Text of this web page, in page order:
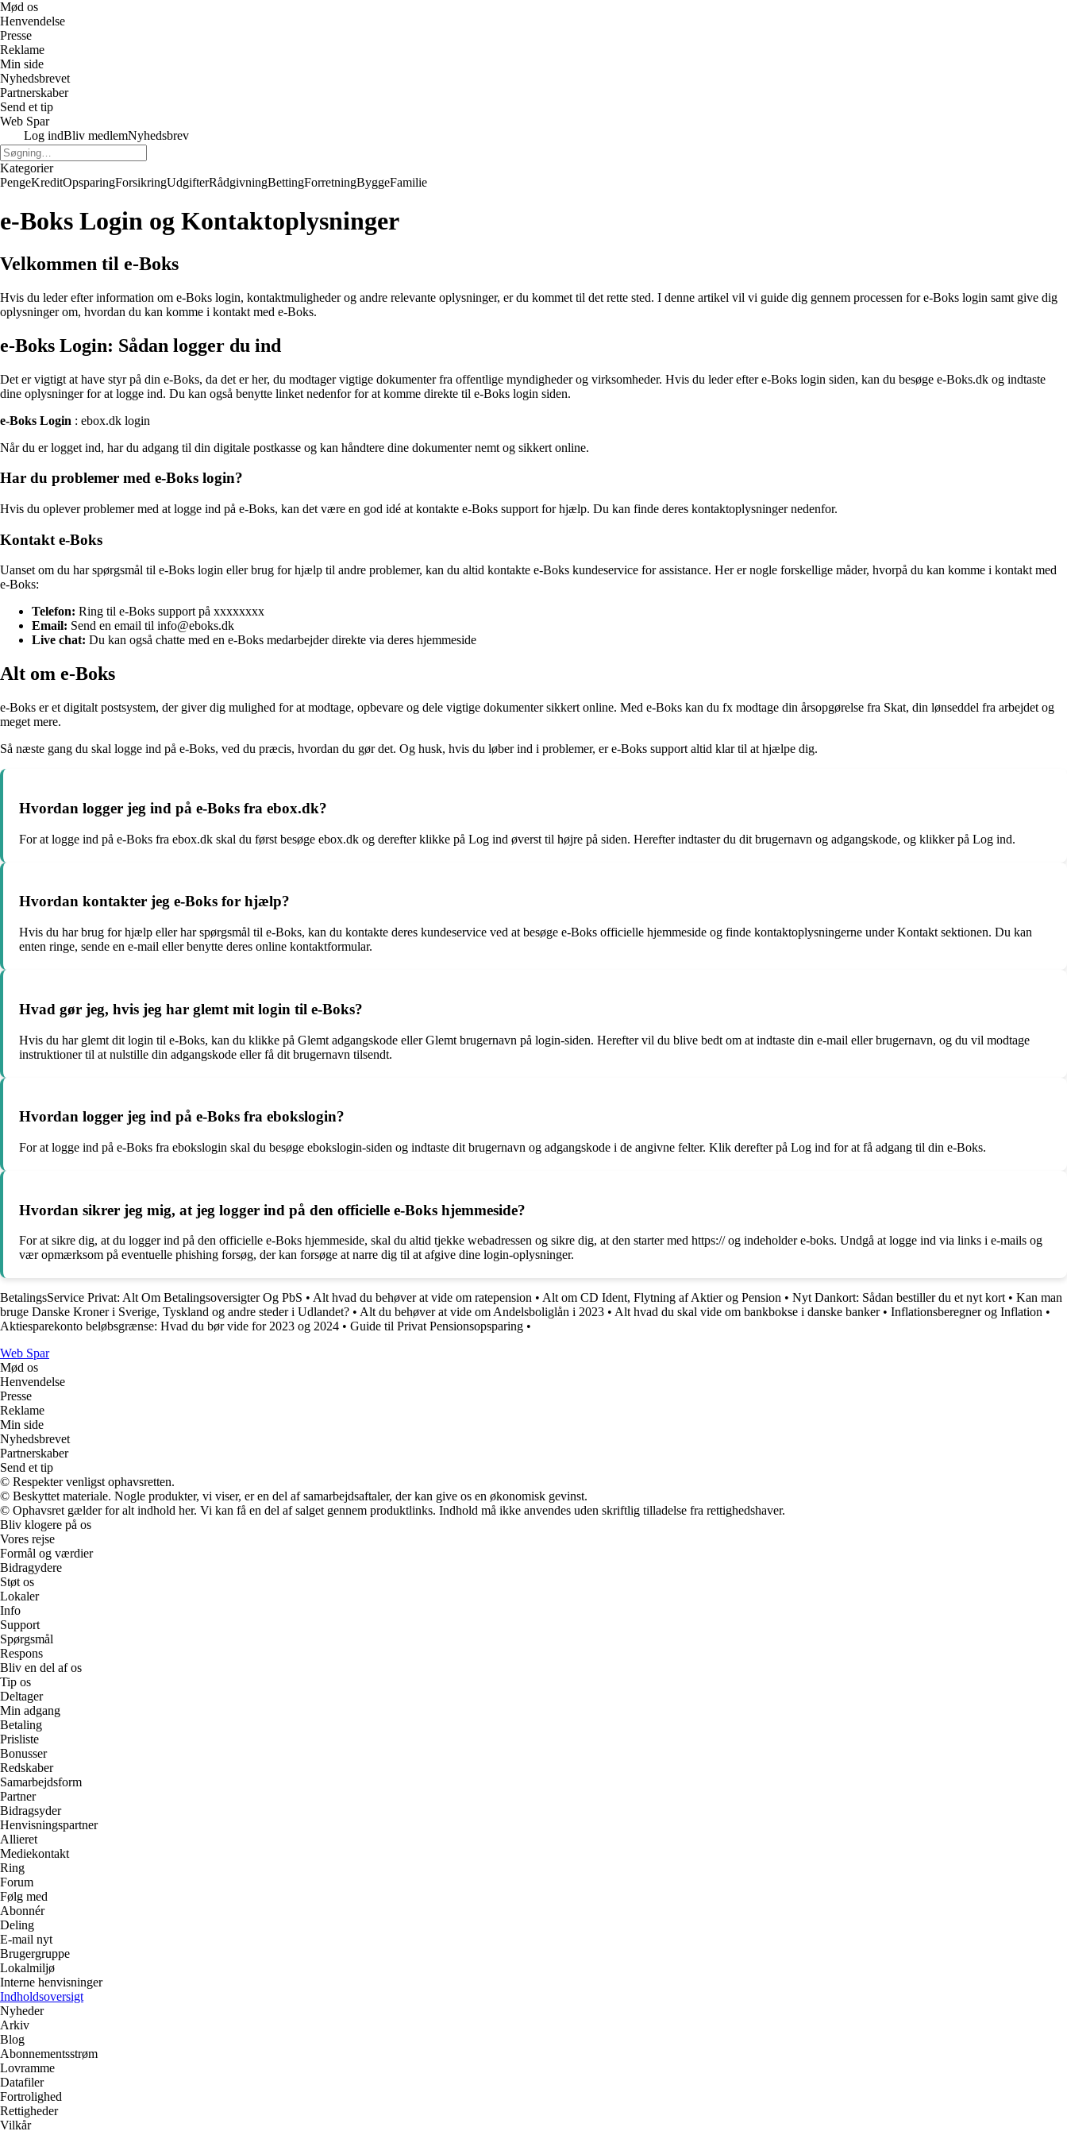
Mød os
Henvendelse
Presse
Reklame
Min side
Nyhedsbrevet
Partnerskaber
Send et tip
Web Spar
Log indBliv medlemNyhedsbrev
Kategorier
PengeKreditOpsparingForsikringUdgifterRådgivningBettingForretningByggeFamilie
e-Boks Login og Kontaktoplysninger
Velkommen til e-Boks
Hvis du leder efter information om e-Boks login, kontaktmuligheder og andre relevante oplysninger, er du kommet til det rette sted. I denne artikel vil vi guide dig gennem processen for e-Boks login samt give dig
oplysninger om, hvordan du kan komme i kontakt med e-Boks.
e-Boks Login: Sådan logger du ind
Det er vigtigt at have styr på din e-Boks, da det er her, du modtager vigtige dokumenter fra offentlige myndigheder og virksomheder. Hvis du leder efter e-Boks login siden, kan du besøge e-Boks.dk og indtaste
dine oplysninger for at logge ind. Du kan også benytte linket nedenfor for at komme direkte til e-Boks login siden.
e-Boks Login : ebox.dk login
Når du er logget ind, har du adgang til din digitale postkasse og kan håndtere dine dokumenter nemt og sikkert online.
Har du problemer med e-Boks login?
Hvis du oplever problemer med at logge ind på e-Boks, kan det være en god idé at kontakte e-Boks support for hjælp. Du kan finde deres kontaktoplysninger nedenfor.
Kontakt e-Boks
Uanset om du har spørgsmål til e-Boks login eller brug for hjælp til andre problemer, kan du altid kontakte e-Boks kundeservice for assistance. Her er nogle forskellige måder, hvorpå du kan komme i kontakt med
e-Boks:
Telefon: Ring til e-Boks support på xxxxxxxx
Email: Send en email til info@eboks.dk
Live chat: Du kan også chatte med en e-Boks medarbejder direkte via deres hjemmeside
Alt om e-Boks
e-Boks er et digitalt postsystem, der giver dig mulighed for at modtage, opbevare og dele vigtige dokumenter sikkert online. Med e-Boks kan du fx modtage din årsopgørelse fra Skat, din lønseddel fra arbejdet og
meget mere.
Så næste gang du skal logge ind på e-Boks, ved du præcis, hvordan du gør det. Og husk, hvis du løber ind i problemer, er e-Boks support altid klar til at hjælpe dig.
Hvordan logger jeg ind på e-Boks fra ebox.dk?
For at logge ind på e-Boks fra ebox.dk skal du først besøge ebox.dk og derefter klikke på Log ind øverst til højre på siden. Herefter indtaster du dit brugernavn og adgangskode, og klikker på Log ind.
Hvordan kontakter jeg e-Boks for hjælp?
Hvis du har brug for hjælp eller har spørgsmål til e-Boks, kan du kontakte deres kundeservice ved at besøge e-Boks officielle hjemmeside og finde kontaktoplysningerne under Kontakt sektionen. Du kan
enten ringe, sende en e-mail eller benytte deres online kontaktformular.
Hvad gør jeg, hvis jeg har glemt mit login til e-Boks?
Hvis du har glemt dit login til e-Boks, kan du klikke på Glemt adgangskode eller Glemt brugernavn på login-siden. Herefter vil du blive bedt om at indtaste din e-mail eller brugernavn, og du vil modtage
instruktioner til at nulstille din adgangskode eller få dit brugernavn tilsendt.
Hvordan logger jeg ind på e-Boks fra ebokslogin?
For at logge ind på e-Boks fra ebokslogin skal du besøge ebokslogin-siden og indtaste dit brugernavn og adgangskode i de angivne felter. Klik derefter på Log ind for at få adgang til din e-Boks.
Hvordan sikrer jeg mig, at jeg logger ind på den officielle e-Boks hjemmeside?
For at sikre dig, at du logger ind på den officielle e-Boks hjemmeside, skal du altid tjekke webadressen og sikre dig, at den starter med https:// og indeholder e-boks. Undgå at logge ind via links i e-mails og
vær opmærksom på eventuelle phishing forsøg, der kan forsøge at narre dig til at afgive dine login-oplysninger.
BetalingsService Privat: Alt Om Betalingsoversigter Og PbS • Alt hvad du behøver at vide om ratepension • Alt om CD Ident, Flytning af Aktier og Pension • Nyt Dankort: Sådan bestiller du et nyt kort• Kan man
bruge Danske Kroner i Sverige, Tyskland og andre steder i Udlandet? • Alt du behøver at vide om Andelsboliglån i 2023 • Alt hvad du skal vide om bankbokse i danske banker• Inflationsberegner og Inflation •
Aktiesparekonto beløbsgrænse: Hvad du bør vide for 2023 og 2024 • Guide til Privat Pensionsopsparing •
Web Spar
Mød os
Henvendelse
Presse
Reklame
Min side
Nyhedsbrevet
Partnerskaber
Send et tip
© Respekter venligst ophavsretten.
© Beskyttet materiale. Nogle produkter, vi viser, er en del af samarbejdsaftaler, der kan give os en økonomisk gevinst.
© Ophavsret gælder for alt indhold her. Vi kan få en del af salget gennem produktlinks. Indhold må ikke anvendes uden skriftlig tilladelse fra rettighedshaver.
Bliv klogere på os
Vores rejse
Formål og værdier
Bidragydere
Støt os
Lokaler
Info
Support
Spørgsmål
Respons
Bliv en del af os
Tip os
Deltager
Min adgang
Betaling
Prisliste
Bonusser
Redskaber
Samarbejdsform
Partner
Bidragsyder
Henvisningspartner
Allieret
Mediekontakt
Ring
Forum
Følg med
Abonnér
Deling
E-mail nyt
Brugergruppe
Lokalmiljø
Interne henvisninger
Indholdsoversigt
Nyheder
Arkiv
Blog
Abonnementsstrøm
Lovramme
Datafiler
Fortrolighed
Rettigheder
Vilkår